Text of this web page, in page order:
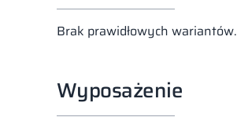
Brak prawidłowych wariantów.
Wyposażenie